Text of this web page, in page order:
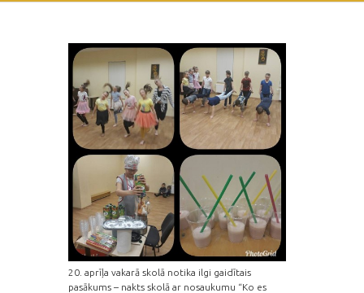
20. aprīļa vakarā skolā notika ilgi gaidītais
pasākums – nakts skolā ar nosaukumu “Ko es